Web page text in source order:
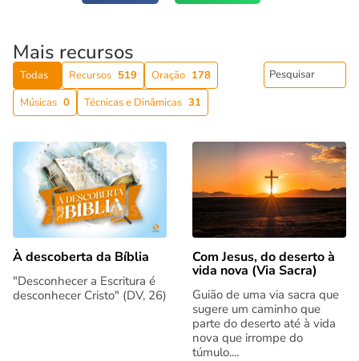
Mais recursos
Todas Recursos 519 Oração 178
Músicas 0 Técnicas e Dinâmicas 31
À descoberta da Bíblia
"Desconhecer a Escritura é
desconhecer Cristo" (DV, 26)
Com Jesus, do deserto à
vida nova (Via Sacra)
Guião de uma via sacra que
sugere um caminho que
parte do deserto até à vida
nova que irrompe do
túmulo....